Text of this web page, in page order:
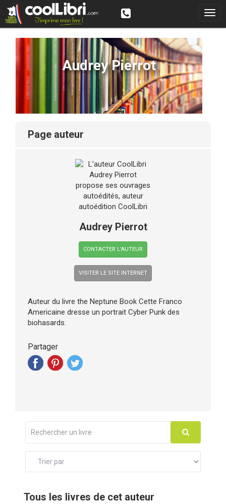
Audrey Pierrot
page auteur
Audrey Pierrot
CONTACTER L’AUTEUR
VISITER LE SITE INTERNET
Auteur du livre the Neptune Book Cette Franco
Americaine dresse un portrait Cyber Punk des
biohasards.
Partager
Tous les livres de cet auteur